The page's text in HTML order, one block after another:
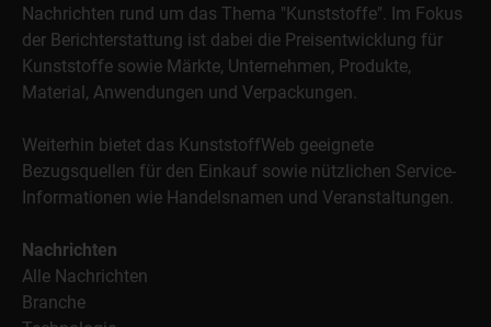
Nachrichten rund um das Thema "Kunststoffe". Im Fokus
der Berichterstattung ist dabei die Preisentwicklung für
Kunststoffe sowie Märkte, Unternehmen, Produkte,
Material, Anwendungen und Verpackungen.
Weiterhin bietet das KunststoffWeb geeignete
Bezugsquellen für den Einkauf sowie nützlichen Service-
Informationen wie Handelsnamen und Veranstaltungen.
Nachrichten
Alle Nachrichten
Branche